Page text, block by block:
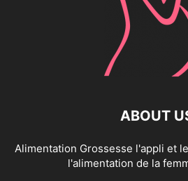
ABOUT
Alimentation Grossesse l'appli et
l'alimentation de la